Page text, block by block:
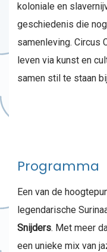
koloniale en
geschiedenis die
samenleving. Circus
leven via kunst en
samen stil te staan
Programma
Een van de
legendarische
Snijders. Met meer
een unieke mix van